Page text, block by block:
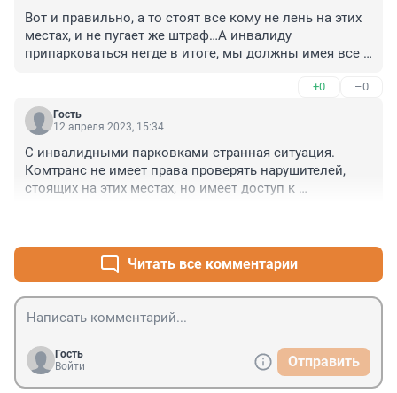
Вот и правильно, а то стоят все кому не лень на этих
местах, и не пугает же штраф…А инвалиду
припарковаться негде в итоге, мы должны имея все
+0 –0
Гость
12 апреля 2023, 15:34
С инвалидными парковками странная ситуация.
Комтранс не имеет права проверять нарушителей,
стоящих на этих местах, но имеет доступ к
базе. Поэтому наказать могут только тех, у кого нет
знака "Инвалид", а он может быть куплен в
ближайшем ларьке. Что и делают многие
недобросовестные водители. Всё знают об этой
проблеме, но решать её никто не хочет. Вот и
процветает беспредел на этих местах. Стоят всё, от
родстеров до Бьюиков со знаком "Инвалид". А
последнее время эти места стали популярны у
Читать все комментарии
Гость
Войти
Отправить